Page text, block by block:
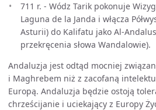
711 r. - Wódz Tarik pokonuje
Laguna de la Janda i włącza
Asturii) do Kalifatu jako Al-
przekręcenia słowa Wandalowie).
Andaluzja jest odtąd mocniej
i Maghrebem niż z zacofaną
Europą. Andaluzja będzie ostoją
chrześcijanie i uciekający z Europy